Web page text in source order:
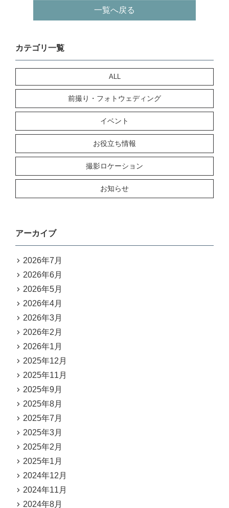
一覧へ戻る
カテゴリ一覧
ALL
前撮り・フォトウェディング
イベント
お役立ち情報
撮影ロケーション
お知らせ
アーカイブ
2026年7月
2026年6月
2026年5月
2026年4月
2026年3月
2026年2月
2026年1月
2025年12月
2025年11月
2025年9月
2025年8月
2025年7月
2025年3月
2025年2月
2025年1月
2024年12月
2024年11月
2024年8月